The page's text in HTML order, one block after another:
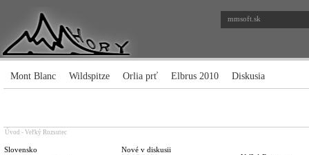
mmsoft.sk
Mont Blanc Wildspitze Orlia prť Elbrus 2010 Diskusia
Úvod - Veľký Rozsutec
Slovensko
Nové v diskusii